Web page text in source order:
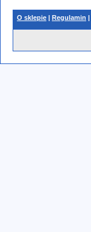
O sklepie | Regulamin |